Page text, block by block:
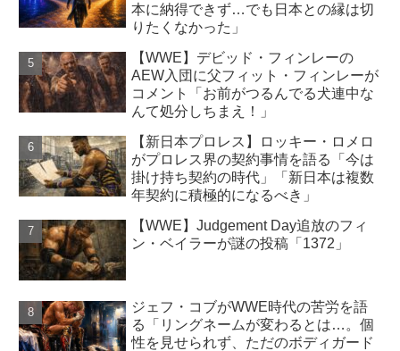
本に納得できず…でも日本との縁は切
りたくなかった」
【WWE】デビッド・フィンレーの
AEW入団に父フィット・フィンレーが
コメント「お前がつるんでる犬連中な
んて処分しちまえ！」
【新日本プロレス】ロッキー・ロメロ
がプロレス界の契約事情を語る「今は
掛け持ち契約の時代」「新日本は複数
年契約に積極的になるべき」
【WWE】Judgement Day追放のフィ
ン・ベイラーが謎の投稿「1372」
ジェフ・コブがWWE時代の苦労を語
る「リングネームが変わるとは…。個
性を見せられず、ただのボディガード